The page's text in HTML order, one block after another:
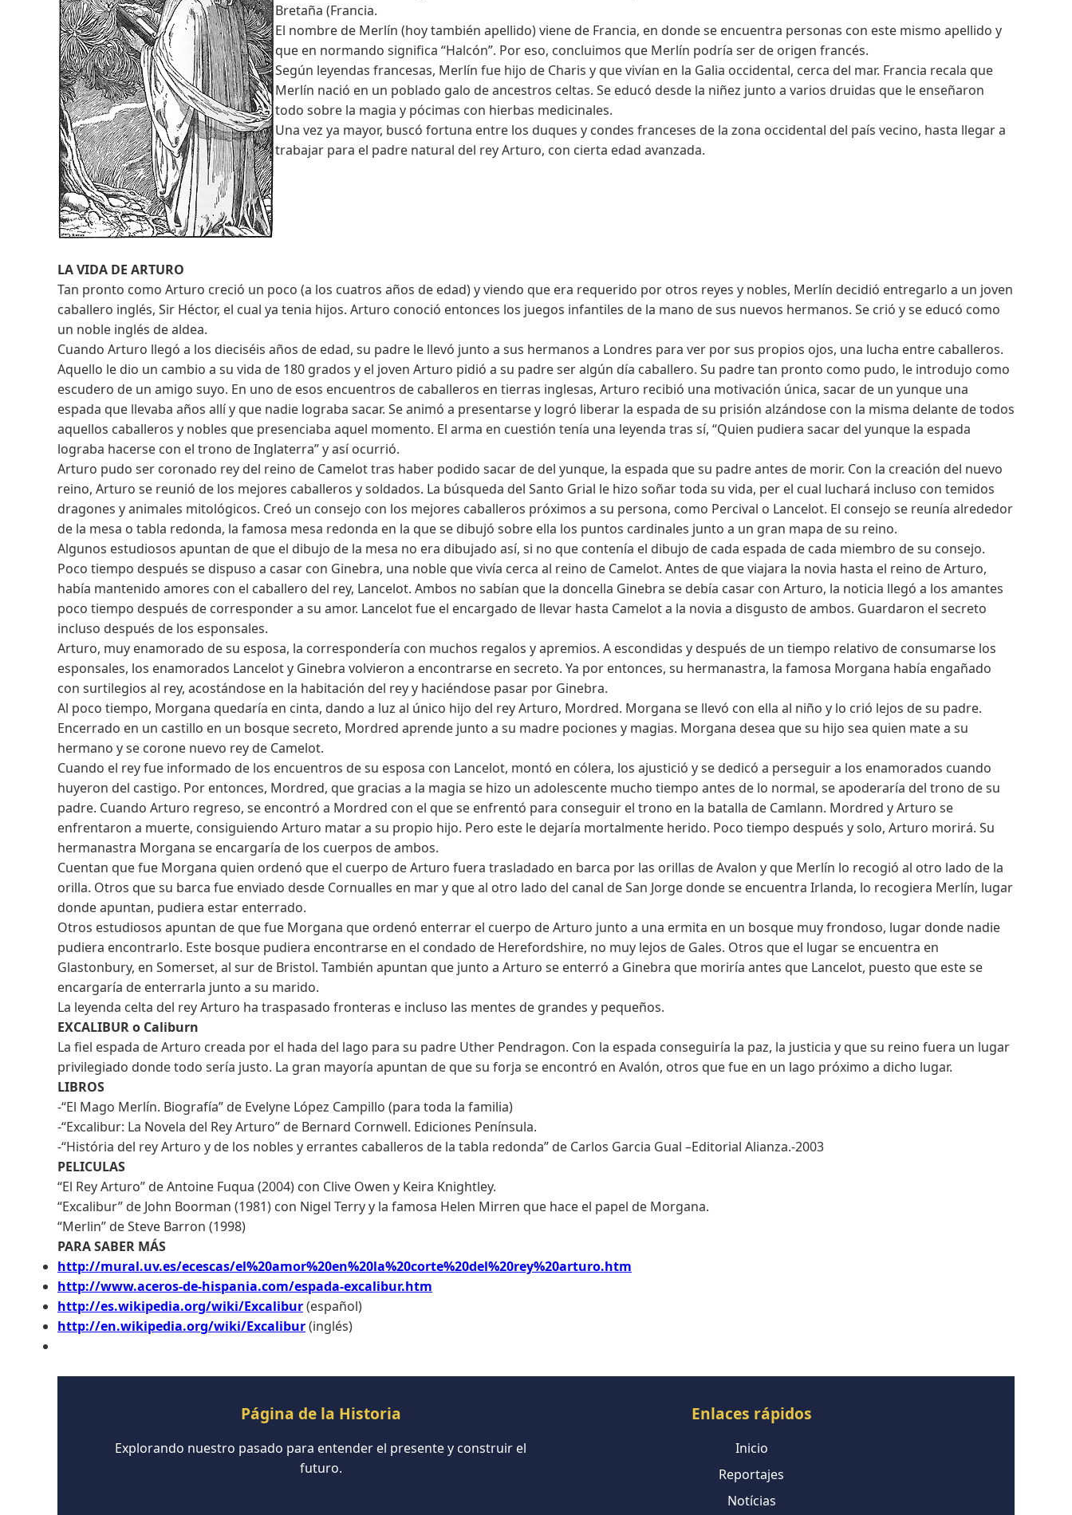
Bretaña (Francia.
El nombre de Merlín (hoy también apellido) viene de Francia, en donde se encuentra personas con este mismo apellido y
que en normando significa “Halcón”. Por eso, concluimos que Merlín podría ser de origen francés.
Según leyendas francesas, Merlín fue hijo de Charis y que vivían en la Galia occidental, cerca del mar. Francia recala que
Merlín nació en un poblado galo de ancestros celtas. Se educó desde la niñez junto a varios druidas que le enseñaron
todo sobre la magia y pócimas con hierbas medicinales.
Una vez ya mayor, buscó fortuna entre los duques y condes franceses de la zona occidental del país vecino, hasta llegar a
trabajar para el padre natural del rey Arturo, con cierta edad avanzada.
LA VIDA DE ARTURO
Tan pronto como Arturo creció un poco (a los cuatros años de edad) y viendo que era requerido por otros reyes y nobles, Merlín decidió entregarlo a un joven
caballero inglés, Sir Héctor, el cual ya tenia hijos. Arturo conoció entonces los juegos infantiles de la mano de sus nuevos hermanos. Se crió y se educó como
un noble inglés de aldea.
Cuando Arturo llegó a los dieciséis años de edad, su padre le llevó junto a sus hermanos a Londres para ver por sus propios ojos, una lucha entre caballeros.
Aquello le dio un cambio a su vida de 180 grados y el joven Arturo pidió a su padre ser algún día caballero. Su padre tan pronto como pudo, le introdujo como
escudero de un amigo suyo. En uno de esos encuentros de caballeros en tierras inglesas, Arturo recibió una motivación única, sacar de un yunque una
espada que llevaba años allí y que nadie lograba sacar. Se animó a presentarse y logró liberar la espada de su prisión alzándose con la misma delante de todos
aquellos caballeros y nobles que presenciaba aquel momento. El arma en cuestión tenía una leyenda tras sí, “Quien pudiera sacar del yunque la espada
lograba hacerse con el trono de Inglaterra” y así ocurrió.
Arturo pudo ser coronado rey del reino de Camelot tras haber podido sacar de del yunque, la espada que su padre antes de morir. Con la creación del nuevo
reino, Arturo se reunió de los mejores caballeros y soldados. La búsqueda del Santo Grial le hizo soñar toda su vida, per el cual luchará incluso con temidos
dragones y animales mitológicos. Creó un consejo con los mejores caballeros próximos a su persona, como Percival o Lancelot. El consejo se reunía alrededor
de la mesa o tabla redonda, la famosa mesa redonda en la que se dibujó sobre ella los puntos cardinales junto a un gran mapa de su reino.
Algunos estudiosos apuntan de que el dibujo de la mesa no era dibujado así, si no que contenía el dibujo de cada espada de cada miembro de su consejo.
Poco tiempo después se dispuso a casar con Ginebra, una noble que vivía cerca al reino de Camelot. Antes de que viajara la novia hasta el reino de Arturo,
había mantenido amores con el caballero del rey, Lancelot. Ambos no sabían que la doncella Ginebra se debía casar con Arturo, la noticia llegó a los amantes
poco tiempo después de corresponder a su amor. Lancelot fue el encargado de llevar hasta Camelot a la novia a disgusto de ambos. Guardaron el secreto
incluso después de los esponsales.
Arturo, muy enamorado de su esposa, la correspondería con muchos regalos y apremios. A escondidas y después de un tiempo relativo de consumarse los
esponsales, los enamorados Lancelot y Ginebra volvieron a encontrarse en secreto. Ya por entonces, su hermanastra, la famosa Morgana había engañado
con surtilegios al rey, acostándose en la habitación del rey y haciéndose pasar por Ginebra.
Al poco tiempo, Morgana quedaría en cinta, dando a luz al único hijo del rey Arturo, Mordred. Morgana se llevó con ella al niño y lo crió lejos de su padre.
Encerrado en un castillo en un bosque secreto, Mordred aprende junto a su madre pociones y magias. Morgana desea que su hijo sea quien mate a su
hermano y se corone nuevo rey de Camelot.
Cuando el rey fue informado de los encuentros de su esposa con Lancelot, montó en cólera, los ajustició y se dedicó a perseguir a los enamorados cuando
huyeron del castigo. Por entonces, Mordred, que gracias a la magia se hizo un adolescente mucho tiempo antes de lo normal, se apoderaría del trono de su
padre. Cuando Arturo regreso, se encontró a Mordred con el que se enfrentó para conseguir el trono en la batalla de Camlann. Mordred y Arturo se
enfrentaron a muerte, consiguiendo Arturo matar a su propio hijo. Pero este le dejaría mortalmente herido. Poco tiempo después y solo, Arturo morirá. Su
hermanastra Morgana se encargaría de los cuerpos de ambos.
Cuentan que fue Morgana quien ordenó que el cuerpo de Arturo fuera trasladado en barca por las orillas de Avalon y que Merlín lo recogió al otro lado de la
orilla. Otros que su barca fue enviado desde Cornualles en mar y que al otro lado del canal de San Jorge donde se encuentra Irlanda, lo recogiera Merlín, lugar
donde apuntan, pudiera estar enterrado.
Otros estudiosos apuntan de que fue Morgana que ordenó enterrar el cuerpo de Arturo junto a una ermita en un bosque muy frondoso, lugar donde nadie
pudiera encontrarlo. Este bosque pudiera encontrarse en el condado de Herefordshire, no muy lejos de Gales. Otros que el lugar se encuentra en
Glastonbury, en Somerset, al sur de Bristol. También apuntan que junto a Arturo se enterró a Ginebra que moriría antes que Lancelot, puesto que este se
encargaría de enterrarla junto a su marido.
La leyenda celta del rey Arturo ha traspasado fronteras e incluso las mentes de grandes y pequeños.
EXCALIBUR o Caliburn
La fiel espada de Arturo creada por el hada del lago para su padre Uther Pendragon. Con la espada conseguiría la paz, la justicia y que su reino fuera un lugar
privilegiado donde todo sería justo. La gran mayoría apuntan de que su forja se encontró en Avalón, otros que fue en un lago próximo a dicho lugar.
LIBROS
-“El Mago Merlín. Biografía” de Evelyne López Campillo (para toda la familia)
-“Excalibur: La Novela del Rey Arturo” de Bernard Cornwell. Ediciones Península.
-“História del rey Arturo y de los nobles y errantes caballeros de la tabla redonda” de Carlos Garcia Gual –Editorial Alianza.-2003
PELICULAS
“El Rey Arturo” de Antoine Fuqua (2004) con Clive Owen y Keira Knightley.
“Excalibur” de John Boorman (1981) con Nigel Terry y la famosa Helen Mirren que hace el papel de Morgana.
“Merlin” de Steve Barron (1998)
PARA SABER MÁS
http://mural.uv.es/ecescas/el%20amor%20en%20la%20corte%20del%20rey%20arturo.htm
http://www.aceros-de-hispania.com/espada-excalibur.htm
http://es.wikipedia.org/wiki/Excalibur(español)
http://en.wikipedia.org/wiki/Excalibur(inglés)
Página de la Historia
Explorando nuestro pasado para entender el presente y construir el
futuro.
Enlaces rápidos
Inicio
Reportajes
Notícias